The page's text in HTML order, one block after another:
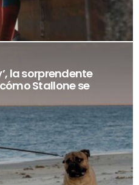
la sorprendente
Stallone se